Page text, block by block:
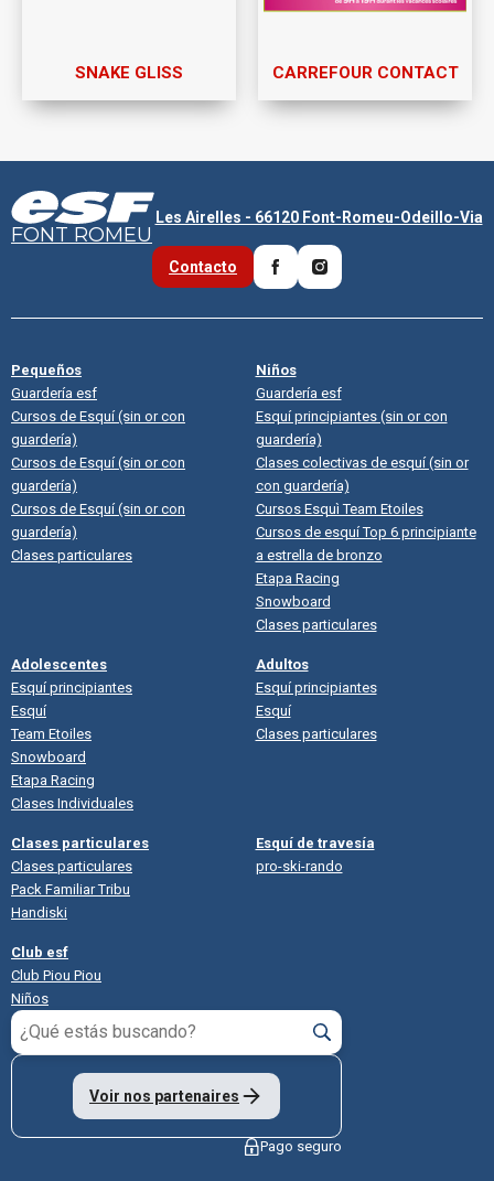
SNAKE GLISS CARREFOUR CONTACT
FONT ROMEU
Les Airelles - 66120 Font-Romeu-Odeillo-Via
Contacto
Pequeños
Guardería esf
Cursos de Esquí (sin or con
guardería)
Cursos de Esquí (sin or con
guardería)
Cursos de Esquí (sin or con
guardería)
Clases particulares
Niños
Guardería esf
Esquí principiantes (sin or con
guardería)
Clases colectivas de esquí (sin or
con guardería)
Cursos Esquì Team Etoiles
Cursos de esquí Top 6 principiante
a estrella de bronzo
Etapa Racing
Snowboard
Clases particulares
Adolescentes
Esquí principiantes
Esquí
Team Etoiles
Snowboard
Etapa Racing
Clases Individuales
Adultos
Esquí principiantes
Esquí
Clases particulares
Clases particulares
Clases particulares
Pack Familiar Tribu
Handiski
Esquí de travesía
pro-ski-rando
Club esf
Club Piou Piou
Niños
Voir nos partenaires
Pago seguro